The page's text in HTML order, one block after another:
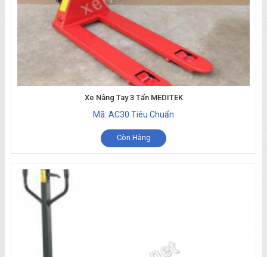
Xe Nâng Tay 3 Tấn MEDITEK
Mã: AC30 Tiêu Chuẩn
Còn Hàng